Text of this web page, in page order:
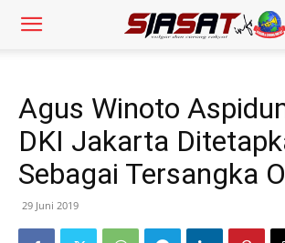
Agus Winoto
DKI Jakarta
Sebagai Tersangka
29 Juni 2019